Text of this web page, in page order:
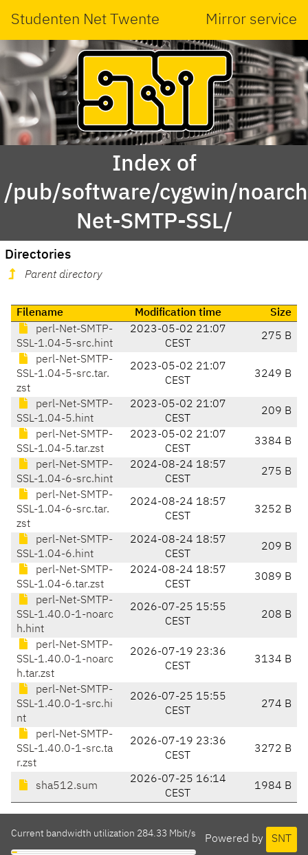
Studenten Net Twente Mirror service
Index of
/pub/software/cygwin/
Net-SMTP-SSL/
Directories
Parent directory
Filename Modification time
Size
perl-Net-SMTP-
SSL-1.04-5-src.hint
2023-05-02 21:07
CEST
275 B
perl-Net-SMTP-
SSL-1.04-5-src.tar.
zst
2023-05-02 21:07
CEST
3249 B
perl-Net-SMTP-
SSL-1.04-5.hint
2023-05-02 21:07
CEST
209 B
perl-Net-SMTP-
SSL-1.04-5.tar.zst
2023-05-02 21:07
CEST
3384 B
perl-Net-SMTP-
SSL-1.04-6-src.hint
2024-08-24 18:57
CEST
275 B
perl-Net-SMTP-
SSL-1.04-6-src.tar.
zst
2024-08-24 18:57
CEST
3252 B
perl-Net-SMTP-
SSL-1.04-6.hint
2024-08-24 18:57
CEST
209 B
perl-Net-SMTP-
SSL-1.04-6.tar.zst
2024-08-24 18:57
CEST
3089 B
perl-Net-SMTP-
SSL-1.40.0-1-noarc
h.hint
2026-07-25 15:55
CEST
208 B
perl-Net-SMTP-
SSL-1.40.0-1-noarc
h.tar.zst
2026-07-19 23:36
CEST
3134 B
perl-Net-SMTP-
SSL-1.40.0-1-src.hi
nt
2026-07-25 15:55
CEST
274 B
perl-Net-SMTP-
SSL-1.40.0-1-src.ta
r.zst
2026-07-19 23:36
CEST
3272 B
sha512.sum
2026-07-25 16:14
CEST
1984 B
Powered by SNT
Current bandwidth utilization 284.33 Mbit/s